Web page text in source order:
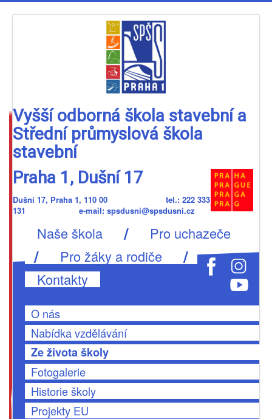
Vyšší odborná škola stavební a
Střední průmyslová škola
stavební
Praha 1, Dušní 17
Dušní 17, Praha 1, 110 00 tel.: 222 333
131 e-mail: spsdusni@spsdusni.cz
Naše škola / Pro uchazeče
/ Pro žáky a rodiče /
Kontakty
O nás
Nabídka vzdělávání
Ze života školy
Fotogalerie
Historie školy
Projekty EU